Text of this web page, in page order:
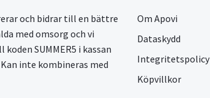
och bidrar till en bättre
med omsorg och vi
SUMMER5 i kassan
inte kombineras med
Om Apovi
Dataskydd
Integritetspolicy
Köpvillkor